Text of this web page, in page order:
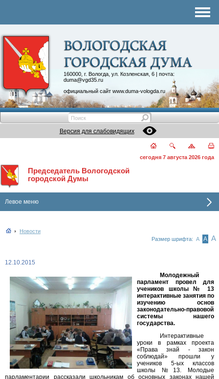
160000, г. Вологда, ул. Козленская, 6 | почта:
duma@vgd35.ru
официальный сайт www.duma-vologda.ru
Контакты
Депутатские объединения
Версия для слабовидящих
сегодня 7 августа 2026 года
Председатель Вологодской
городской Думы
Левое меню
Новости
Размер шрифта: А А А
12.10.2015
Молодежный
парламент провел для
учеников школы № 13
интерактивные занятия по
изучению основ
законодательно-правовой
системы нашего
государства.
Интерактивные
уроки в рамках проекта
«Права знай - закон
соблюдай» прошли у
учеников 5-ых классов
школы №13. Молодые
парламентарии рассказали школьникам об основных законах нашей